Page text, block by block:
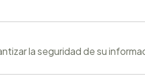
la seguridad de su